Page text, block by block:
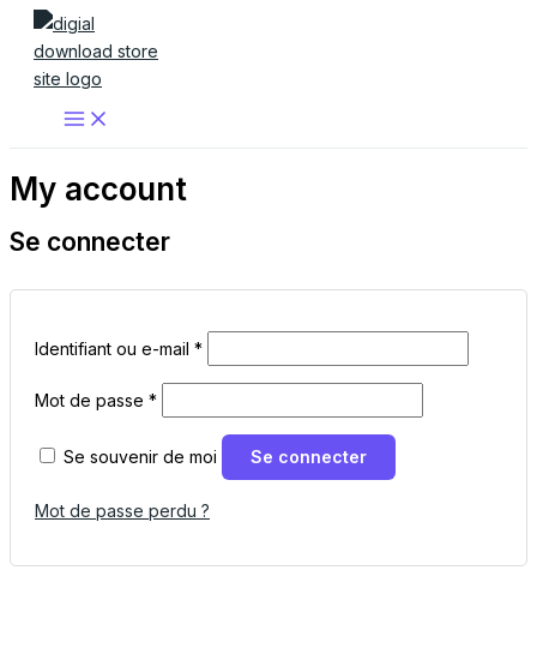
Aller
contenu
My account
Se connecter
Identifiant ou e-mail *
Mot de passe *
Se souvenir de moi Se connecter
Mot de passe perdu ?